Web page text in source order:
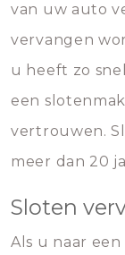
van uw auto
vervangen
u heeft zo
een
vertrouwen.
meer dan 20
Sloten
Als u naar